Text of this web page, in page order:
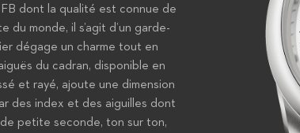
dont la qualité est connue de
monde, il s’agit d’un garde-
dégage un charme tout en
du cadran, disponible en
et rayé, ajoute une dimension
des index et des aiguilles dont
petite seconde, ton sur ton,